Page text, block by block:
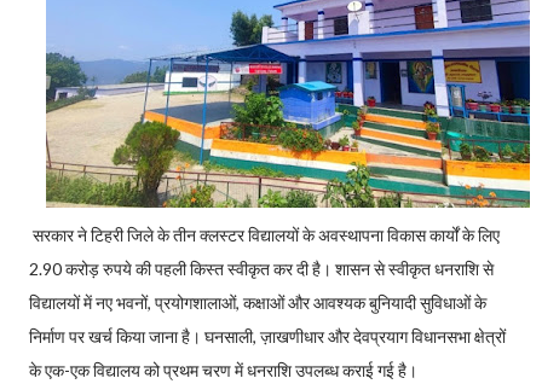
सरकार ने टिहरी जिले के तीन क्लस्टर विद्यालयों के अवस्थापना विकास कार्यों के लिए
2.90 करोड़ रुपये की पहली किस्त स्वीकृत कर दी है। शासन से स्वीकृत धनराशि से
विद्यालयों में नए भवनों, प्रयोगशालाओं, कक्षाओं और आवश्यक बुनियादी सुविधाओं के
निर्माण पर खर्च किया जाना है। घनसाली, ज़ाखणीधार और देवप्रयाग विधानसभा क्षेत्रों
के एक-एक विद्यालय को प्रथम चरण में धनराशि उपलब्ध कराई गई है।